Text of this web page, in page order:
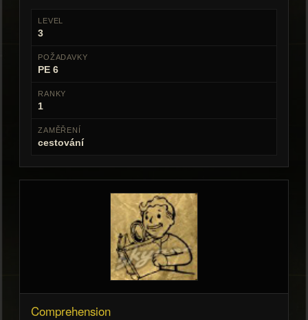
LEVEL
3
POŽADAVKY
PE 6
RANKY
1
ZAMĚŘENÍ
cestování
Comprehension